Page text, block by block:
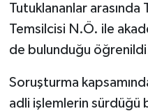
Tutuklananlar arasında
Temsilcisi N.Ö. ile
de bulunduğu
Soruşturma
adli işlemlerin sürdüğü